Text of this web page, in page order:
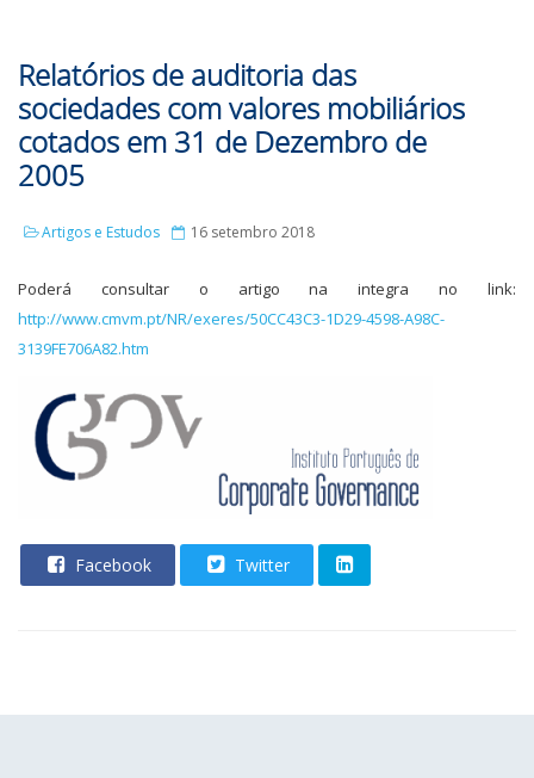
Relatórios de auditoria das
sociedades com valores mobiliários
cotados em 31 de Dezembro de
2005
Artigos e Estudos 16 setembro 2018
Poderá consultar o artigo na integra no link:
http://www.cmvm.pt/NR/exeres/50CC43C3-1D29-4598-A98C-
3139FE706A82.htm
Facebook Twitter